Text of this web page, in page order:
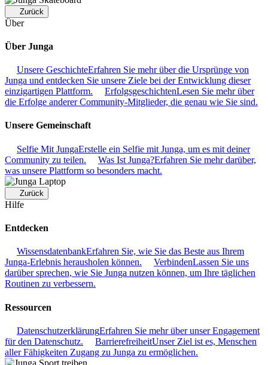
Zurück
Über
Über Junga
Unsere GeschichteErfahren Sie mehr über die Ursprünge von
Junga und entdecken Sie unsere Ziele bei der Entwicklung dieser
einzigartigen Plattform.
ErfolgsgeschichtenLesen Sie mehr über
die Erfolge anderer Community-Mitglieder, die genau wie Sie sind.
Unsere Gemeinschaft
Selfie Mit JungaErstelle ein Selfie mit Junga, um es mit deiner
Community zu teilen.
Was Ist Junga?Erfahren Sie mehr darüber,
was unsere Plattform so besonders macht.
Zurück
Hilfe
Entdecken
WissensdatenbankErfahren Sie, wie Sie das Beste aus Ihrem
Junga-Erlebnis herausholen können.
VerbindenLassen Sie uns
darüber sprechen, wie Sie Junga nutzen können, um Ihre täglichen
Routinen zu verbessern.
Ressourcen
DatenschutzerklärungErfahren Sie mehr über unser Engagement
für den Datenschutz.
BarrierefreiheitUnser Ziel ist es, Menschen
aller Fähigkeiten Zugang zu Junga zu ermöglichen.